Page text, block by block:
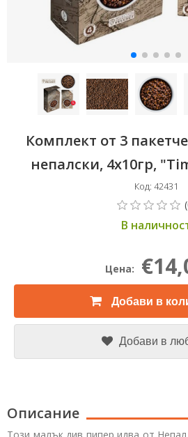
Комплект от 3
непалски, 4х10гр,
Код: 42431
В
Цена:
Добави в
Добави в
Описание